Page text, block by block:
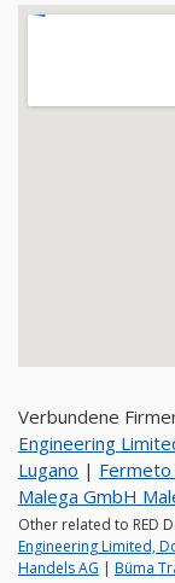
Verbundene
Engineering
Lugano | Fermeto
Other related to RED
Engineering Limited,
Handels AG | Büma